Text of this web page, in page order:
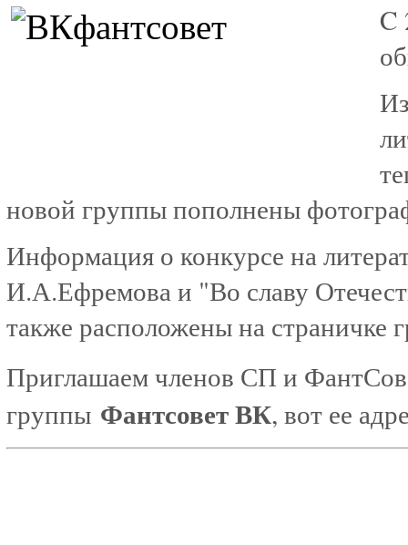
C
новой группы пополнены
Информация о конкурсе на
И.А.Ефремова и "Во славу
также расположены на страничке
Приглашаем членов СП и
группы Фантсовет ВК, вот ее